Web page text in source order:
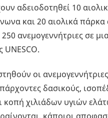
αδειοδοτηθεί 10
και 20 αιολικά πάρκα
ανεμογεννήτριες σε
οι
δασικούς,
χιλιάδων υγιών